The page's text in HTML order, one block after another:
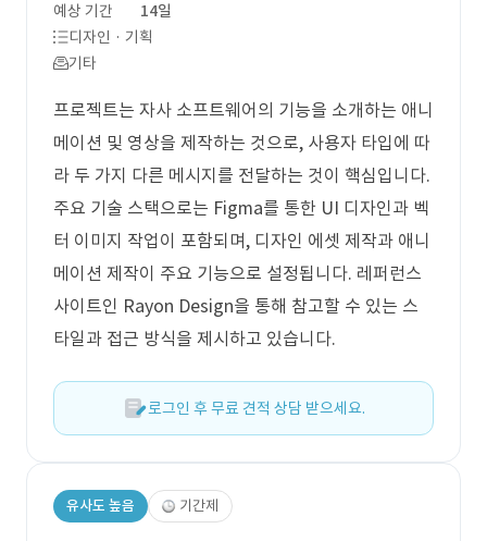
예상 기간
14일
디자인 · 기획
기타
프로젝트는 자사 소프트웨어의 기능을 소개하는 애니
메이션 및 영상을 제작하는 것으로, 사용자 타입에 따
라 두 가지 다른 메시지를 전달하는 것이 핵심입니다.
주요 기술 스택으로는 Figma를 통한 UI 디자인과 벡
터 이미지 작업이 포함되며, 디자인 에셋 제작과 애니
메이션 제작이 주요 기능으로 설정됩니다. 레퍼런스
사이트인 Rayon Design을 통해 참고할 수 있는 스
타일과 접근 방식을 제시하고 있습니다.
로그인 후 무료 견적 상담 받으세요.
유사도 높음 기간제